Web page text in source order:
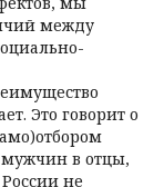
между
Это говорит о
мужчин в отцы,
не